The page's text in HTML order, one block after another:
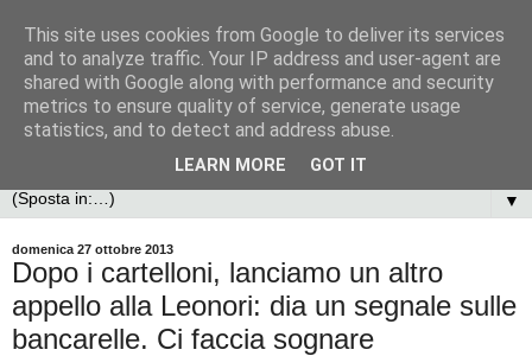
▼
domenica 27 ottobre 2013
Dopo i cartelloni, lanciamo un altro
appello alla Leonori: dia un segnale sulle
bancarelle. Ci faccia sognare
This site uses cookies from Google to deliver its services
and to analyze traffic. Your IP address and user-agent are
shared with Google along with performance and security
metrics to ensure quality of service, generate usage
statistics, and to detect and address abuse.
LEARN MORE GOT IT